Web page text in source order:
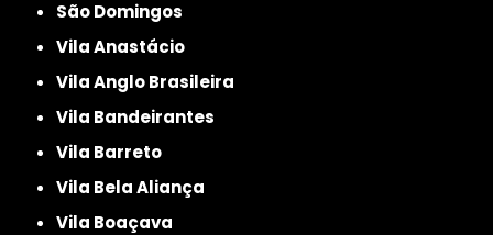
São Domingos
Vila Anastácio
Vila Anglo Brasileira
Vila Bandeirantes
Vila Barreto
Vila Bela Aliança
Vila Boaçava